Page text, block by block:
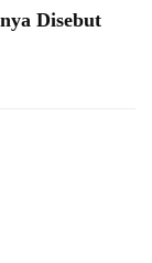
Disebut